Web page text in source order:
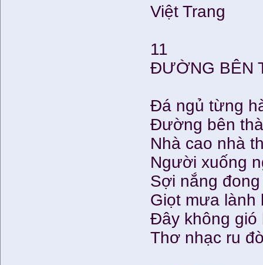
Việt Trang
11
ĐƯỜNG BÊN
Đá ngủ từng
Đường bên
Nhà cao nhà
Người xuống
Sợi nắng
Giọt mưa lành
Đây không gió
Thơ nhạc ru